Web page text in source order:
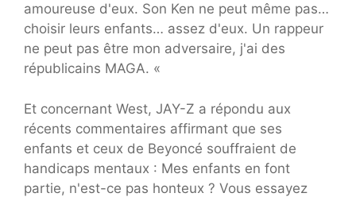
amoureuse d'eux. Son Ken ne peut même pas…
choisir leurs enfants… assez d'eux. Un rappeur
ne peut pas être mon adversaire, j'ai des
républicains MAGA. «
Et concernant West, JAY-Z a répondu aux
récents commentaires affirmant que ses
enfants et ceux de Beyoncé souffraient de
handicaps mentaux : Mes enfants en font
partie, n'est-ce pas honteux ? Vous essayez